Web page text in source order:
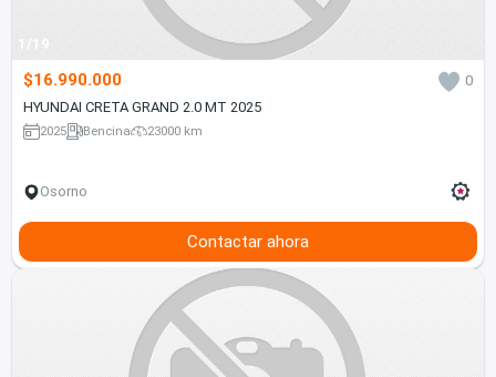
1/19
$16.990.000
0
HYUNDAI CRETA GRAND 2.0 MT 2025
2025 Bencina 23000 km
Osorno
Contactar ahora